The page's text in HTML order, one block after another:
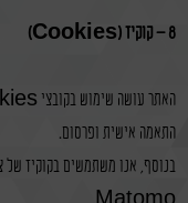
8 – קוקיז (Cookies)
התאמה אישית ופרסום.